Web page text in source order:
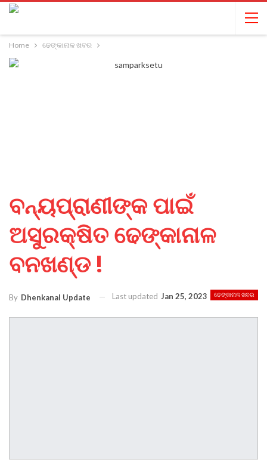
Home ଢେଙ୍କାନାଳ ଖବର
ବନ୍ୟପ୍ରାଣୀଙ୍କ ପାଇଁ
ଅସୁରକ୍ଷିତ ଢେଙ୍କାନାଳ
ବନଖଣ୍ଡ !
ଢେଙ୍କାନାଳ ଖବର
By Dhenkanal Update Last updated Jan 25, 2023